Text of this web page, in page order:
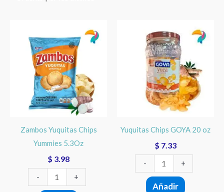
Zambos Yuquitas Chips
Yummies 5.3Oz
$ 3.98
-
Yuquitas
Chips
Yummies
5.3Oz
cantidad
+
Yuquitas Chips GOYA 20 oz
$ 7.33
-
Chips
GOYA
cantidad
+
Añadir